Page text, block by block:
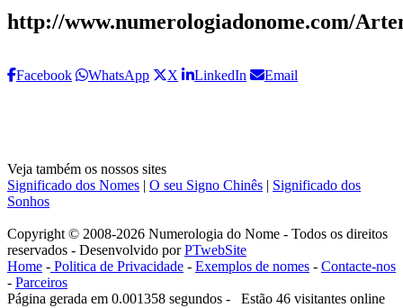
http://www.numerologiadonome.com/
Facebook WhatsApp X LinkedIn Email
Veja também os nossos sites
Significado dos Nomes
O seu Signo Chinês
Significado dos
Sonhos
Copyright © 2008-2026 Numerologia do Nome - Todos os direitos
reservados - Desenvolvido porPTwebSite
Home - Politica de Privacidade - Exemplos de nomes - Contacte-nos
- Parceiros
Página gerada em 0.001358 segundos - Estão 46 visitantes online